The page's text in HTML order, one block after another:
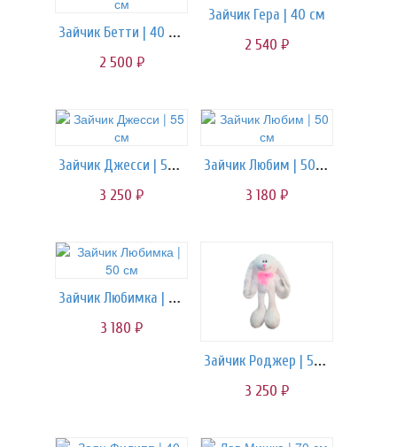
Зайчик Бетти | 40 см
2 500 руб.
Зайчик Гера | 40 см
2 540 руб.
Зайчик Джесси | 55 см
3 250 руб.
Зайчик Любим | 50 см
3 180 руб.
Зайчик Любимка | 50 см
3 180 руб.
Зайчик Роджер | 55 см
3 250 руб.